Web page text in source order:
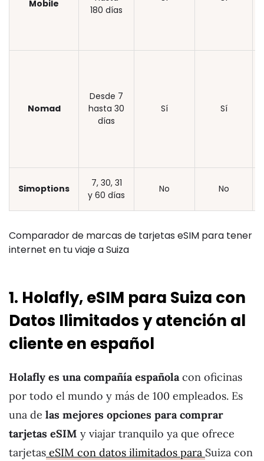
Mobile
180 días
Nomad
Desde 7
hasta 30
días
Sí Sí
Simoptions
7, 30, 31
y 60 días
No No
Comparador de marcas de tarjetas eSIM para tener
internet en tu viaje a Suiza
1. Holafly, eSIM para Suiza con
Datos Ilimitados y atención al
cliente en español
Holafly es una compañía española con oficinas
por todo el mundo y más de 100 empleados. Es
una de las mejores opciones para comprar
tarjetas eSIM y viajar tranquilo ya que ofrece
tarjetas eSIM con datos ilimitados para Suiza con